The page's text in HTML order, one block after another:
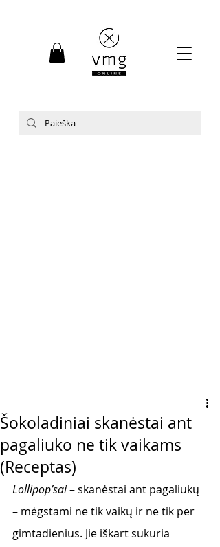
Šokoladiniai skanėstai ant
pagaliuko ne tik vaikams
(Receptas)
Lollipop’sai – skanėstai ant pagaliukų
– mėgstami ne tik vaikų ir ne tik per
gimtadienius. Jie iškart sukuria